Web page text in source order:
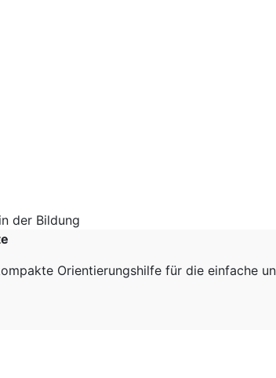
Orientierungshilfe für die einfache